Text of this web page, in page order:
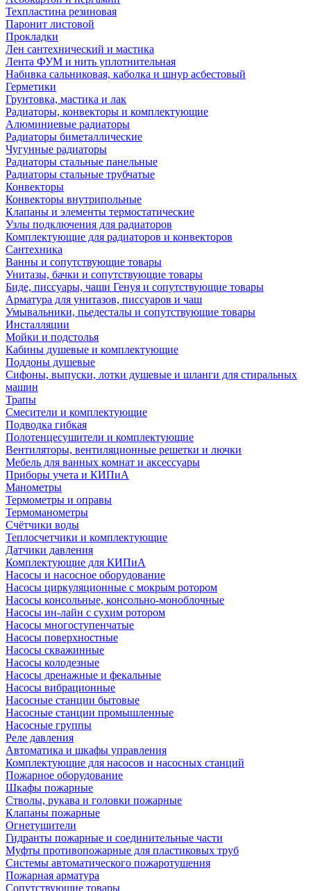
Техпластина резиновая
Паронит листовой
Прокладки
Лен сантехнический и мастика
Лента ФУМ и нить уплотнительная
Набивка сальниковая, каболка и шнур асбестовый
Герметики
Грунтовка, мастика и лак
Радиаторы, конвекторы и комплектующие
Алюминиевые радиаторы
Радиаторы биметаллические
Чугунные радиаторы
Радиаторы стальные панельные
Радиаторы стальные трубчатые
Конвекторы
Конвекторы внутрипольные
Клапаны и элементы термостатические
Узлы подключения для радиаторов
Комплектующие для радиаторов и конвекторов
Сантехника
Ванны и сопутствующие товары
Унитазы, бачки и сопутствующие товары
Биде, писсуары, чаши Генуя и сопутствующие товары
Арматура для унитазов, писсуаров и чаш
Умывальники, пьедесталы и сопутствующие товары
Инсталляции
Мойки и подстолья
Кабины душевые и комплектующие
Поддоны душевые
Сифоны, выпуски, лотки душевые и шланги для стиральных
машин
Трапы
Смесители и комплектующие
Подводка гибкая
Полотенцесушители и комплектующие
Вентиляторы, вентиляционные решетки и лючки
Мебель для ванных комнат и аксессуары
Приборы учета и КИПиА
Манометры
Термометры и оправы
Термоманометры
Счётчики воды
Теплосчетчики и комплектующие
Датчики давления
Комплектующие для КИПиА
Насосы и насосное оборудование
Насосы циркуляционные с мокрым ротором
Насосы консольные, консольно-моноблочные
Насосы ин-лайн с сухим ротором
Насосы многоступенчатые
Насосы поверхностные
Насосы скважинные
Насосы колодезные
Насосы дренажные и фекальные
Насосы вибрационные
Насосные станции бытовые
Насосные станции промышленные
Насосные группы
Реле давления
Автоматика и шкафы управления
Комплектующие для насосов и насосных станций
Пожарное оборудование
Шкафы пожарные
Стволы, рукава и головки пожарные
Клапаны пожарные
Огнетушители
Гидранты пожарные и соединительные части
Муфты противопожарные для пластиковых труб
Системы автоматического пожаротушения
Пожарная арматура
Сопутствующие товары